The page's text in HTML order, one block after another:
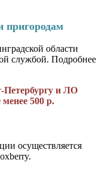
пригородам
области
службой. Подробнее
Петербургу и ЛО
500 р.
осуществляется